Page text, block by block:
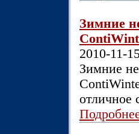
Зимние
2010-11-
Зимние